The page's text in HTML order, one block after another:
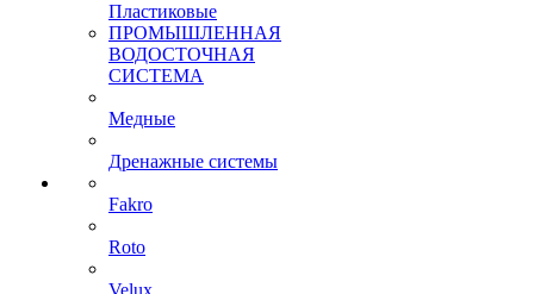
Пластиковые
ПРОМЫШЛЕННАЯ
ВОДОСТОЧНАЯ
СИСТЕМА
Медные
Дренажные системы
Fakro
Roto
Velux